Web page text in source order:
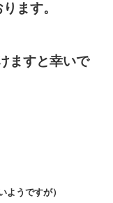
ます。
ますと幸いで
うですが）